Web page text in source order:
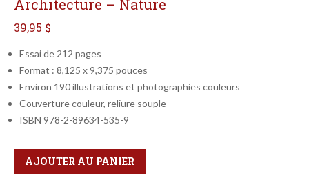
Architecture – Nature
39,95 $
Essai de 212 pages
Format : 8,125 x 9,375 pouces
Environ 190 illustrations et photographies couleurs
Couverture couleur, reliure souple
ISBN 978-2-89634-535-9
Qté
Format
AJOUTER AU PANIER